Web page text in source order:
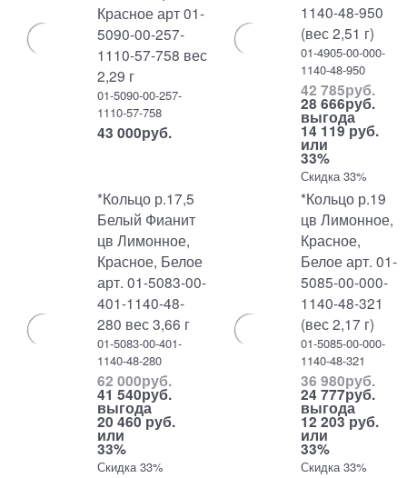
Красное арт 01-
5090-00-257-
1110-57-758 вес
2,29 г
01-5090-00-257-
1110-57-758
43 000руб.
1140-48-950
(вес 2,51 г)
01-4905-00-000-
1140-48-950
42 785руб.
28 666руб.
выгода
14 119 руб.
или
33%
Скидка 33%
*Кольцо р.17,5
Белый Фианит
цв Лимонное,
Красное, Белое
арт. 01-5083-00-
401-1140-48-
280 вес 3,66 г
01-5083-00-401-
1140-48-280
62 000руб.
41 540руб.
выгода
20 460 руб.
или
33%
Скидка 33%
*Кольцо р.19
цв Лимонное,
Красное,
Белое арт. 01-
5085-00-000-
1140-48-321
(вес 2,17 г)
01-5085-00-000-
1140-48-321
36 980руб.
24 777руб.
выгода
12 203 руб.
или
33%
Скидка 33%